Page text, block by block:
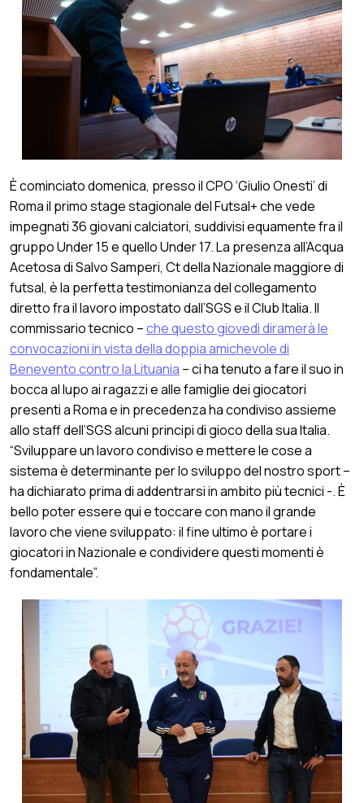
È cominciato domenica, presso il CPO ‘Giulio Onesti’ di
Roma il primo stage stagionale del Futsal+ che vede
impegnati 36 giovani calciatori, suddivisi equamente fra il
gruppo Under 15 e quello Under 17. La presenza all’Acqua
Acetosa di Salvo Samperi, Ct della Nazionale maggiore di
futsal, è la perfetta testimonianza del collegamento
diretto fra il lavoro impostato dall’SGS e il Club Italia. Il
commissario tecnico –che questo giovedì diramerà le
convocazioni in vista della doppia amichevole di
Benevento contro la Lituania – ci ha tenuto a fare il suo in
bocca al lupo ai ragazzi e alle famiglie dei giocatori
presenti a Roma e in precedenza ha condiviso assieme
allo staff dell’SGS alcuni principi di gioco della sua Italia.
“Sviluppare un lavoro condiviso e mettere le cose a
sistema è determinante per lo sviluppo del nostro sport –
ha dichiarato prima di addentrarsi in ambito più tecnici -. È
bello poter essere qui e toccare con mano il grande
lavoro che viene sviluppato: il fine ultimo è portare i
giocatori in Nazionale e condividere questi momenti è
fondamentale”.